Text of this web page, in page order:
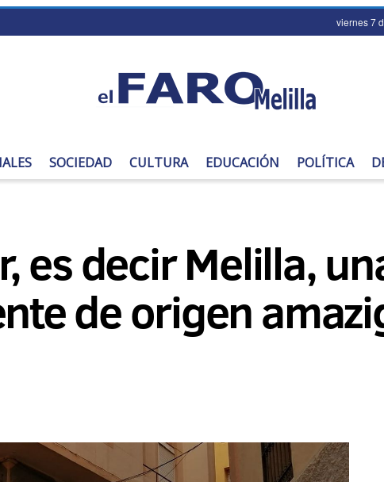
viernes 7
SOCIEDAD CULTURA EDUCACIÓN POLÍTICA
es decir Melilla,
de origen